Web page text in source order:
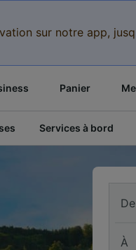
sur notre app,
Panier
Services à bord
De
À